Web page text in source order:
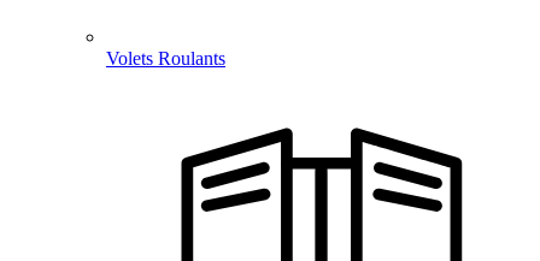
Volets Roulants